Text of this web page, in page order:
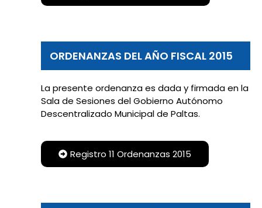
ORDENANZAS DEL AÑO FISCAL 2015
La presente ordenanza es dada y firmada en la
Sala de Sesiones del Gobierno Autónomo
Descentralizado Municipal de Paltas.
Registro 11 Ordenanzas 2015